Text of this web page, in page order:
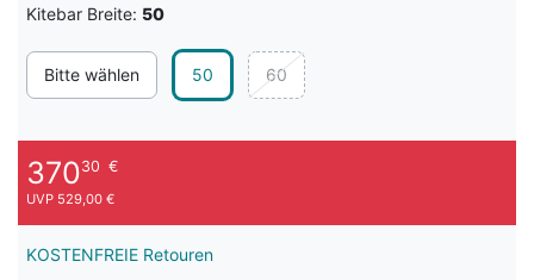
Kitebar Breite: 50
Bitte wählen 50 60
37030 €
UVP 529,00 €
KOSTENFREIE Retouren